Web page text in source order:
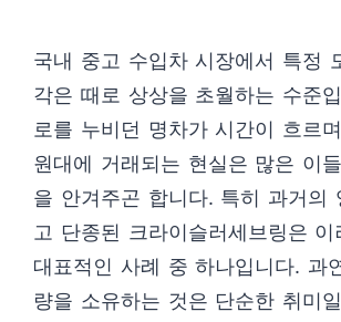
국내 중고 수입차 시장에서 특정
각은 때로 상상을 초월하는 수준
로를 누비던 명차가 시간이 흐르
원대에 거래되는 현실은 많은 이
을 안겨주곤 합니다. 특히 과거의
고 단종된 크라이슬러세브링은 이
대표적인 사례 중 하나입니다. 과
량을 소유하는 것은 단순한 취미